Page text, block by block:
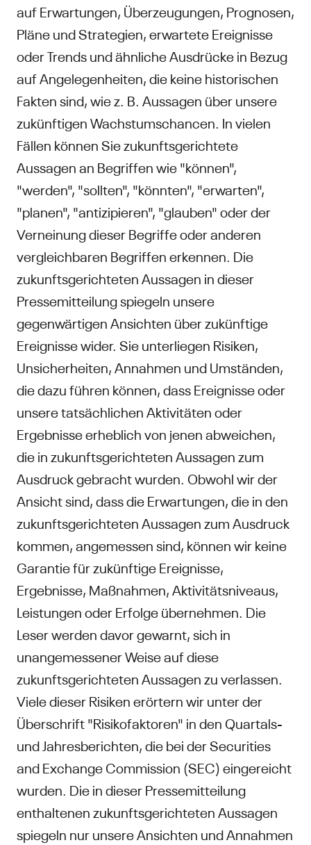
auf Erwartungen, Überzeugungen, Prognosen,
Pläne und Strategien, erwartete Ereignisse
oder Trends und ähnliche Ausdrücke in Bezug
auf Angelegenheiten, die keine historischen
Fakten sind, wie z. B. Aussagen über unsere
zukünftigen Wachstumschancen. In vielen
Fällen können Sie zukunftsgerichtete
Aussagen an Begriffen wie "können",
"werden", "sollten", "könnten", "erwarten",
"planen", "antizipieren", "glauben" oder der
Verneinung dieser Begriffe oder anderen
vergleichbaren Begriffen erkennen. Die
zukunftsgerichteten Aussagen in dieser
Pressemitteilung spiegeln unsere
gegenwärtigen Ansichten über zukünftige
Ereignisse wider. Sie unterliegen Risiken,
Unsicherheiten, Annahmen und Umständen,
die dazu führen können, dass Ereignisse oder
unsere tatsächlichen Aktivitäten oder
Ergebnisse erheblich von jenen abweichen,
die in zukunftsgerichteten Aussagen zum
Ausdruck gebracht wurden. Obwohl wir der
Ansicht sind, dass die Erwartungen, die in den
zukunftsgerichteten Aussagen zum Ausdruck
kommen, angemessen sind, können wir keine
Garantie für zukünftige Ereignisse,
Ergebnisse, Maßnahmen, Aktivitätsniveaus,
Leistungen oder Erfolge übernehmen. Die
Leser werden davor gewarnt, sich in
unangemessener Weise auf diese
zukunftsgerichteten Aussagen zu verlassen.
Viele dieser Risiken erörtern wir unter der
Überschrift "Risikofaktoren" in den Quartals-
und Jahresberichten, die bei der Securities
and Exchange Commission (SEC) eingereicht
wurden. Die in dieser Pressemitteilung
enthaltenen zukunftsgerichteten Aussagen
spiegeln nur unsere Ansichten und Annahmen